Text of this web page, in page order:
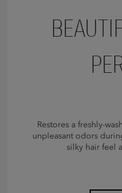
Restores a freshly-
unpleasant odors
silky hair feel